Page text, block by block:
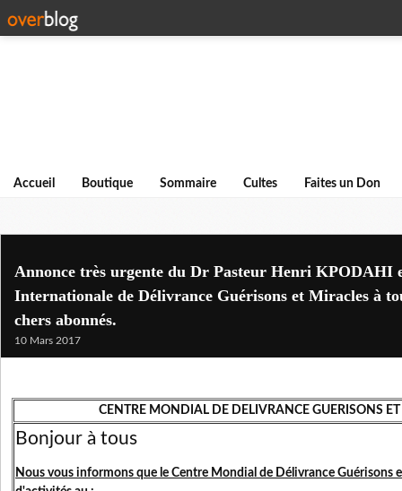
Accueil Boutique Sommaire Cultes Faites un Don
Annonce très urgente du Dr Pasteur Henri KPODAHI
Internationale de Délivrance Guérisons et Miracles à
chers abonnés.
10 Mars 2017
CENTRE MONDIAL DE DELIVRANCE GUERISONS
Bonjour à tous
Nous vous informons que le Centre Mondial de Délivrance Guérisons